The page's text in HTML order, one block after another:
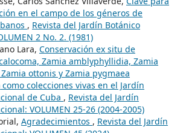
en el campo de los géneros de
, Revista del Jardín Botánico
2 No. 2. (1981)
Lara, Conservación ex situ de
Zamia amblyphyllidia, Zamia
ottonis y Zamia pygmaea
como colecciones vivas en el Jardín
de Cuba , Revista del Jardín
VOLUMEN 25-26 (2004-2005)
Agradecimientos , Revista del Jardín